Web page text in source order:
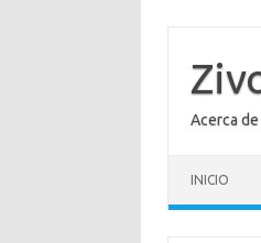
contenido
Acerca
INICIO